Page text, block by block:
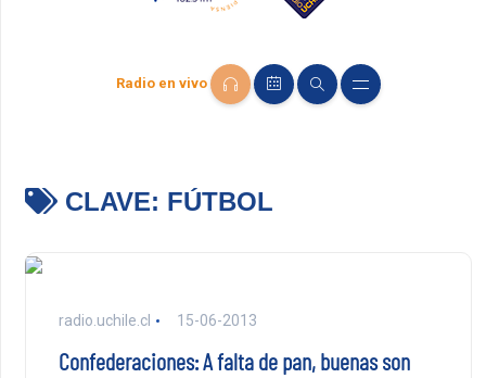
Radio en vivo
CLAVE: FÚTBOL
radio.uchile.cl 15-06-2013
Confederaciones: A falta de pan, buenas son